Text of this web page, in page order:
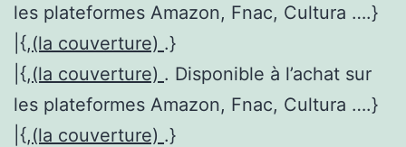
les plateformes Amazon, Fnac, Cultura ….}
|{,(la couverture) .}
|{,(la couverture) . Disponible à l’achat sur
les plateformes Amazon, Fnac, Cultura ….}
|{,(la couverture) .}